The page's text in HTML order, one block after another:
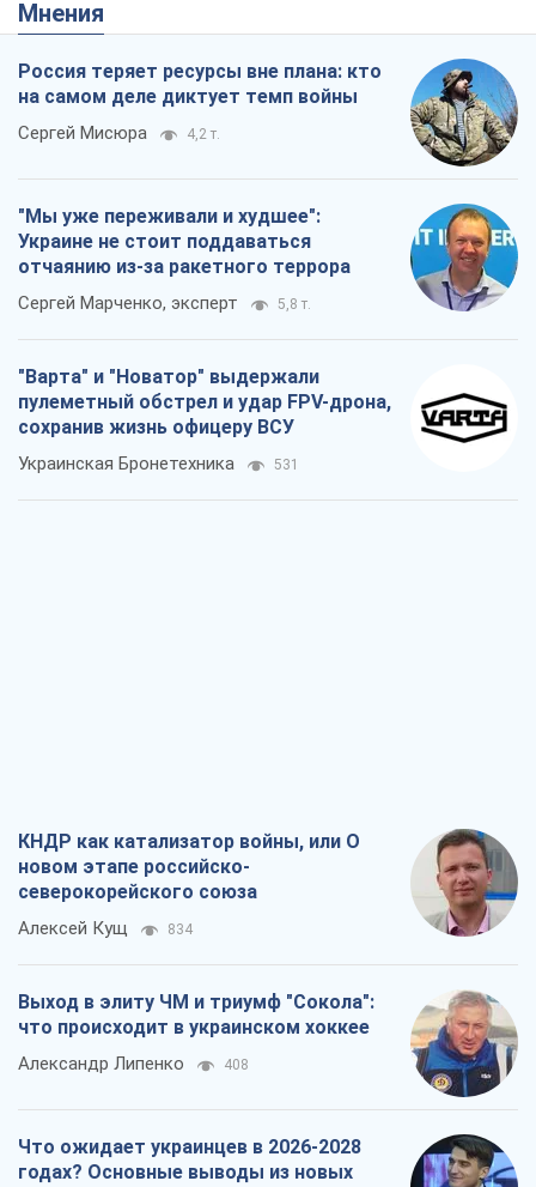
Мнения
Россия теряет ресурсы вне плана: кто
на самом деле диктует темп войны
Сергей Мисюра 4,2 т.
"Мы уже переживали и худшее":
Украине не стоит поддаваться
отчаянию из-за ракетного террора
Сергей Марченко, эксперт 5,8 т.
"Варта" и "Новатор" выдержали
пулеметный обстрел и удар FPV-дрона,
сохранив жизнь офицеру ВСУ
Украинская Бронетехника 531
КНДР как катализатор войны, или О
новом этапе российско-
северокорейского союза
Алексей Кущ 834
Выход в элиту ЧМ и триумф "Сокола":
что происходит в украинском хоккее
Александр Липенко 408
Что ожидает украинцев в 2026-2028
годах? Основные выводы из новых